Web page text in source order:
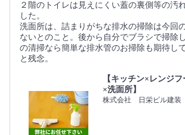
２階のトイレは見えにくい蓋の裏側等の汚
した。
洗面所は、詰まりがちな排水の掃除は今回
ないとのこと。後から自分でブラシで掃除
の清掃なら簡単な排水管のお掃除も期待し
と残念。
【キッチン×レンジ
×洗面所】
株式会社 日栄ビル建装